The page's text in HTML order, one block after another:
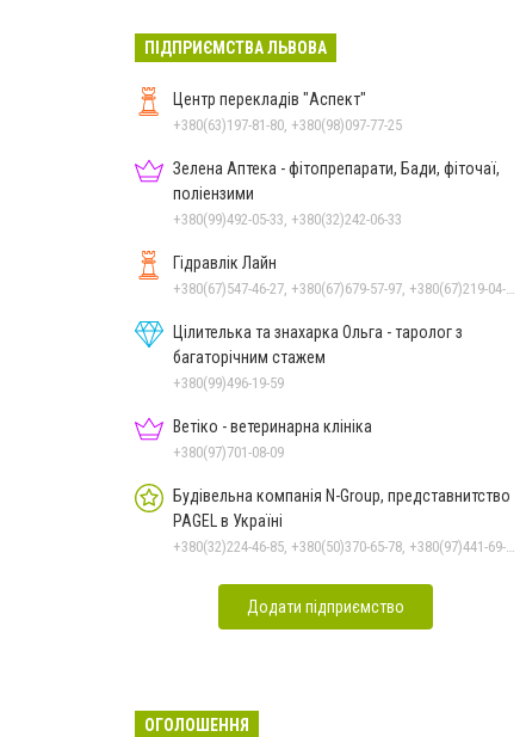
ПІДПРИЄМСТВА ЛЬВОВА
Центр перекладів "Аспект"
+380(63)197-81-80, +380(98)097-77-25
Зелена Аптека - фітопрепарати, Бади, фіточаї,
поліензими
+380(99)492-05-33, +380(32)242-06-33
Гідравлік Лайн
Цілителька та знахарка Ольга - таролог з
багаторічним стажем
+380(99)496-19-59
Ветіко - ветеринарна клініка
+380(97)701-08-09
Будівельна компанія N-Group, представнитство
PAGEL в Україні
Додати підприємство
ОГОЛОШЕННЯ